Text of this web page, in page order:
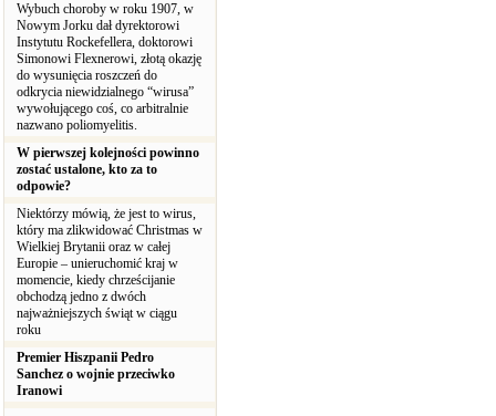
Wybuch choroby w roku 1907, w
Nowym Jorku dał dyrektorowi
Instytutu Rockefellera, doktorowi
Simonowi Flexnerowi, złotą okazję
do wysunięcia roszczeń do
odkrycia niewidzialnego “wirusa”
wywołującego coś, co arbitralnie
nazwano poliomyelitis.
W pierwszej kolejności powinno
zostać ustalone, kto za to
odpowie?
Niektórzy mówią, że jest to wirus,
który ma zlikwidować Christmas w
Wielkiej Brytanii oraz w całej
Europie – unieruchomić kraj w
momencie, kiedy chrześcijanie
obchodzą jedno z dwóch
najważniejszych świąt w ciągu
roku
Premier Hiszpanii Pedro
Sanchez o wojnie przeciwko
Iranowi